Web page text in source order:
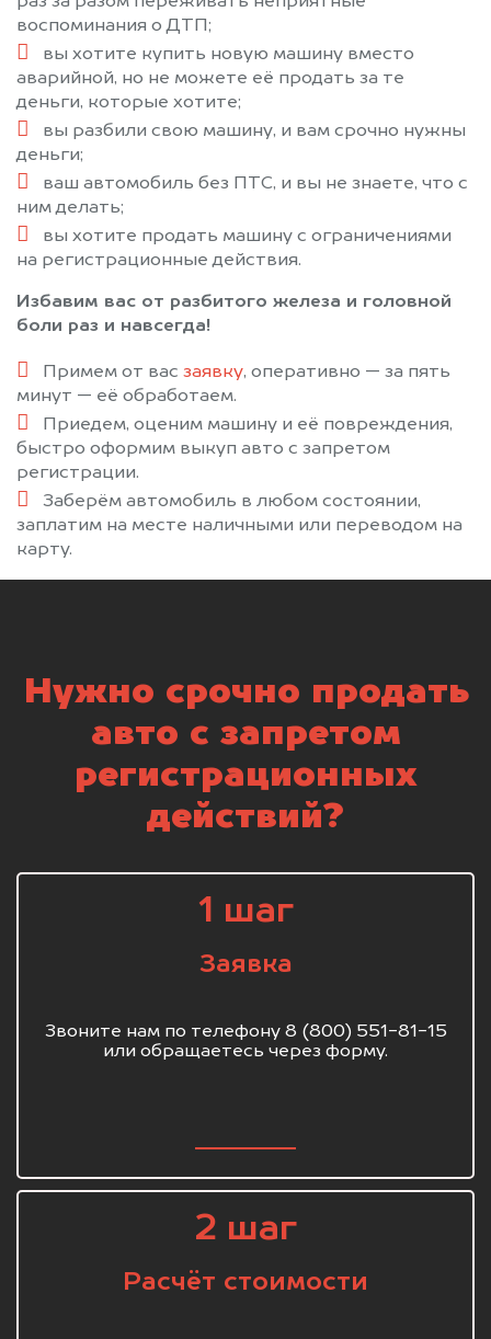
воспоминания о ДТП;
вы хотите купить новую машину вместо
аварийной, но не можете её продать за те
деньги, которые хотите;
вы разбили свою машину, и вам срочно нужны
деньги;
ваш автомобиль без ПТС, и вы не знаете, что с
ним делать;
вы хотите продать машину с ограничениями
на регистрационные действия.
Избавим вас от разбитого железа и головной
боли раз и навсегда!
Примем от вас заявку, оперативно — за пять
минут — её обработаем.
Приедем, оценим машину и её повреждения,
быстро оформим выкуп авто с запретом
регистрации.
Заберём автомобиль в любом состоянии,
заплатим на месте наличными или переводом на
карту.
Нужно срочно продать
авто с запретом
регистрационных
действий?
1 шаг
Заявка
Звоните нам по телефону 8 (800) 551-81-15
или обращаетесь через форму.
2 шаг
Расчёт стоимости